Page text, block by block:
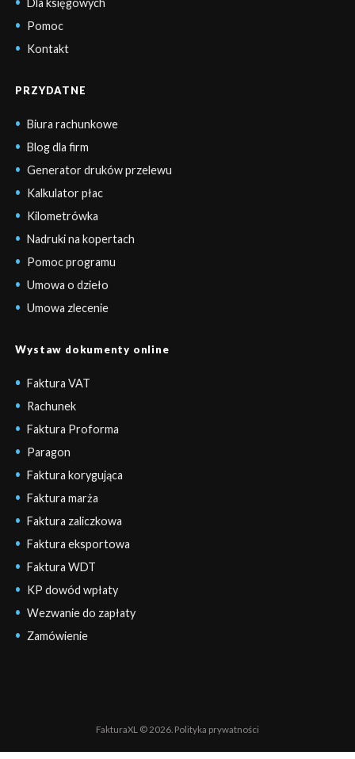
Pomoc
Kontakt
PRZYDATNE
Biura rachunkowe
Blog dla firm
Generator druków przelewu
Kalkulator płac
Kilometrówka
Nadruki na kopertach
Pomoc programu
Umowa o dzieło
Umowa zlecenie
Wystaw dokumenty online
Faktura VAT
Rachunek
Faktura Proforma
Paragon
Faktura korygująca
Faktura marża
Faktura zaliczkowa
Faktura eksportowa
Faktura WDT
KP dowód wpłaty
Wezwanie do zapłaty
Zamówienie
FakturaXL © 2026. Polityka prywatności